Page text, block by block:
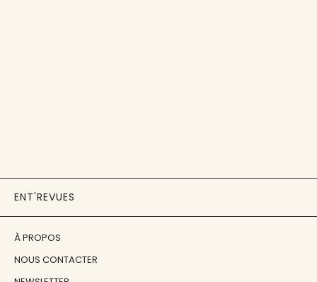
ENT'REVUES
À PROPOS
NOUS CONTACTER